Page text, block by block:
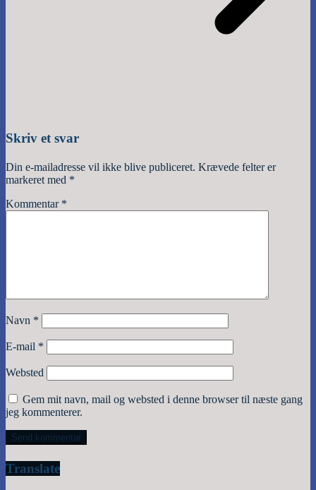
Skriv et svar
Din e-mailadresse vil ikke blive publiceret. Krævede felter er
markeret med *
Kommentar *
Navn *
E-mail *
Websted
Gem mit navn, mail og websted i denne browser til næste gang
jeg kommenterer.
Translate